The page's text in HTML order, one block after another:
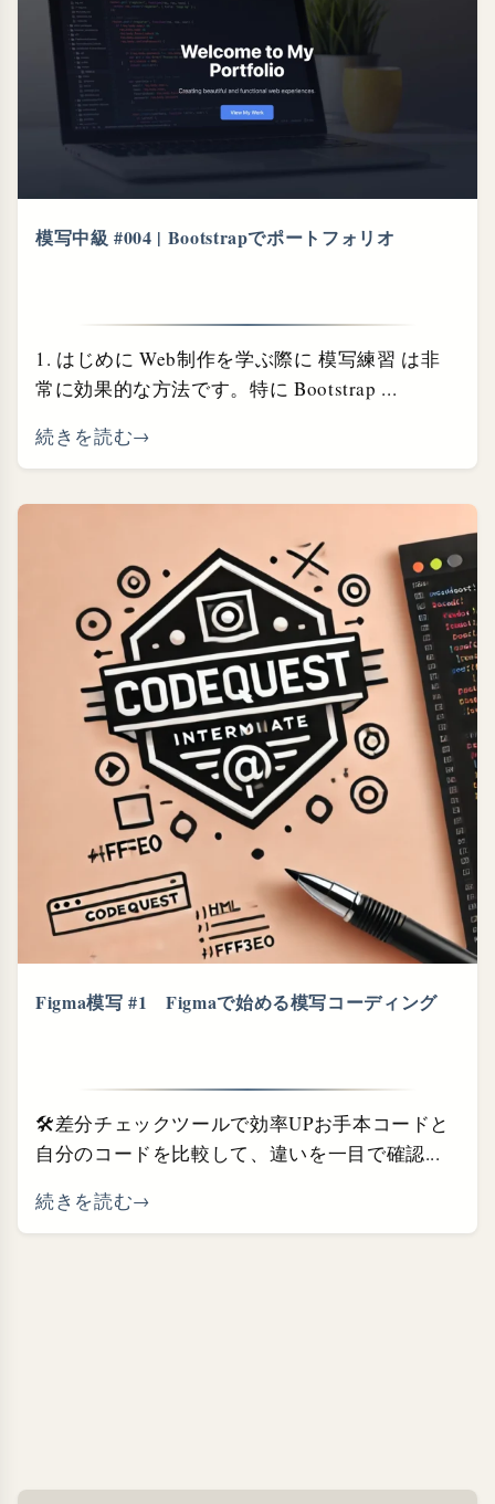
模写中級 #004 | Bootstrapでポートフォリオ
1. はじめに Web制作を学ぶ際に 模写練習 は非
常に効果的な方法です。特に Bootstrap ...
続きを読む
Figma模写 #1 Figmaで始める模写コーディング
🛠差分チェックツールで効率UPお手本コードと
自分のコードを比較して、違いを一目で確認...
続きを読む